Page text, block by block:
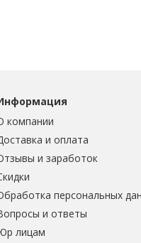
компании
и оплата
и заработок
персональных
и ответы
лицам